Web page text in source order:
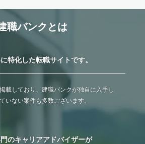
職バンクとは
特化した転職サイトです。
載しており、建職バンクが独自に入手し
いない案件も多数ございます。
のキャリアアドバイザーが